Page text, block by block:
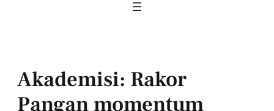
Akademisi: Rakor
Pangan momentum